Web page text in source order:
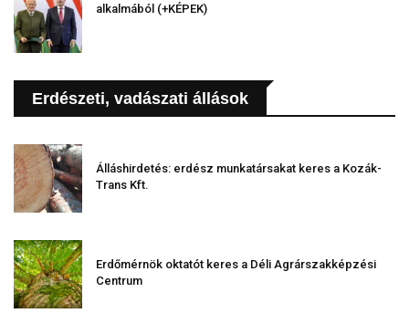
alkalmából (+KÉPEK)
Erdészeti, vadászati állások
Álláshirdetés: erdész munkatársakat keres a Kozák-
Trans Kft.
Erdőmérnök oktatót keres a Déli Agrárszakképzési
Centrum